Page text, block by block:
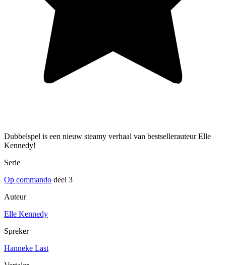
Dubbelspel is een nieuw steamy verhaal van bestsellerauteur Elle
Kennedy!
Serie
Op commando deel 3
Auteur
Elle Kennedy
Spreker
Hanneke Last